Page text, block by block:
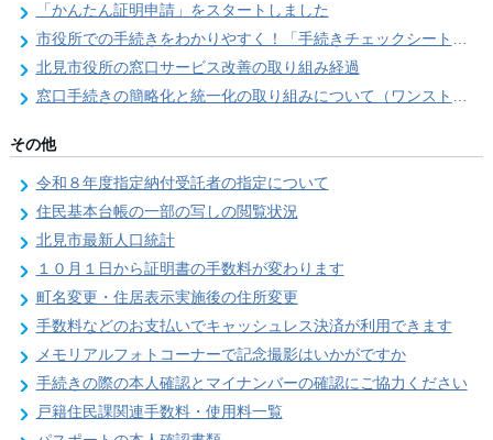
「かんたん証明申請」をスタートしました
市役所での手続きをわかりやすく！「手続きチェックシート」を導入しました
北見市役所の窓口サービス改善の取り組み経過
窓口手続きの簡略化と統一化の取り組みについて（ワンストップサービス推進事業）
その他
令和８年度指定納付受託者の指定について
住民基本台帳の一部の写しの閲覧状況
北見市最新人口統計
１０月１日から証明書の手数料が変わります
町名変更・住居表示実施後の住所変更
手数料などのお支払いでキャッシュレス決済が利用できます
メモリアルフォトコーナーで記念撮影はいかがですか
手続きの際の本人確認とマイナンバーの確認にご協力ください
戸籍住民課関連手数料・使用料一覧